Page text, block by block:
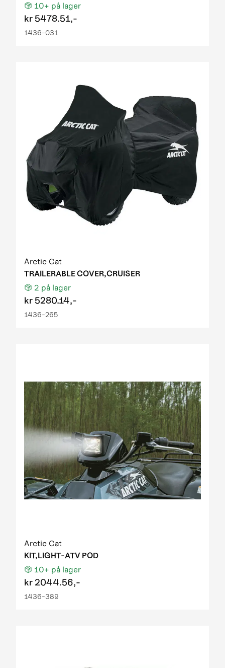
10+ på lager
kr 5478.51,-
1436-031
Arctic Cat
TRAILERABLE COVER,CRUISER
2 på lager
kr 5280.14,-
1436-265
Arctic Cat
KIT,LIGHT-ATV POD
10+ på lager
kr 2044.56,-
1436-389